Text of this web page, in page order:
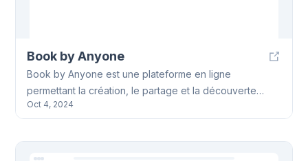
Book by Anyone
Book by Anyone est une plateforme en ligne
permettant la création, le partage et la découverte
d'ebooks. Elle offre des outils d'édition, un espace
Anyone.
Oct 4, 2024